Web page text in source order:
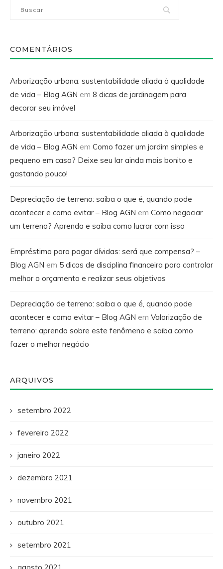
COMENTÁRIOS
Arborização urbana: sustentabilidade aliada à qualidade
de vida – Blog AGN em 8 dicas de jardinagem para
decorar seu imóvel
Arborização urbana: sustentabilidade aliada à qualidade
de vida – Blog AGN em Como fazer um jardim simples e
pequeno em casa? Deixe seu lar ainda mais bonito e
gastando pouco!
Depreciação de terreno: saiba o que é, quando pode
acontecer e como evitar – Blog AGN em Como negociar
um terreno? Aprenda e saiba como lucrar com isso
Empréstimo para pagar dívidas: será que compensa? –
Blog AGN em 5 dicas de disciplina financeira para controlar
melhor o orçamento e realizar seus objetivos
Depreciação de terreno: saiba o que é, quando pode
acontecer e como evitar – Blog AGN em Valorização de
terreno: aprenda sobre este fenômeno e saiba como
fazer o melhor negócio
ARQUIVOS
setembro 2022
fevereiro 2022
janeiro 2022
dezembro 2021
novembro 2021
outubro 2021
setembro 2021